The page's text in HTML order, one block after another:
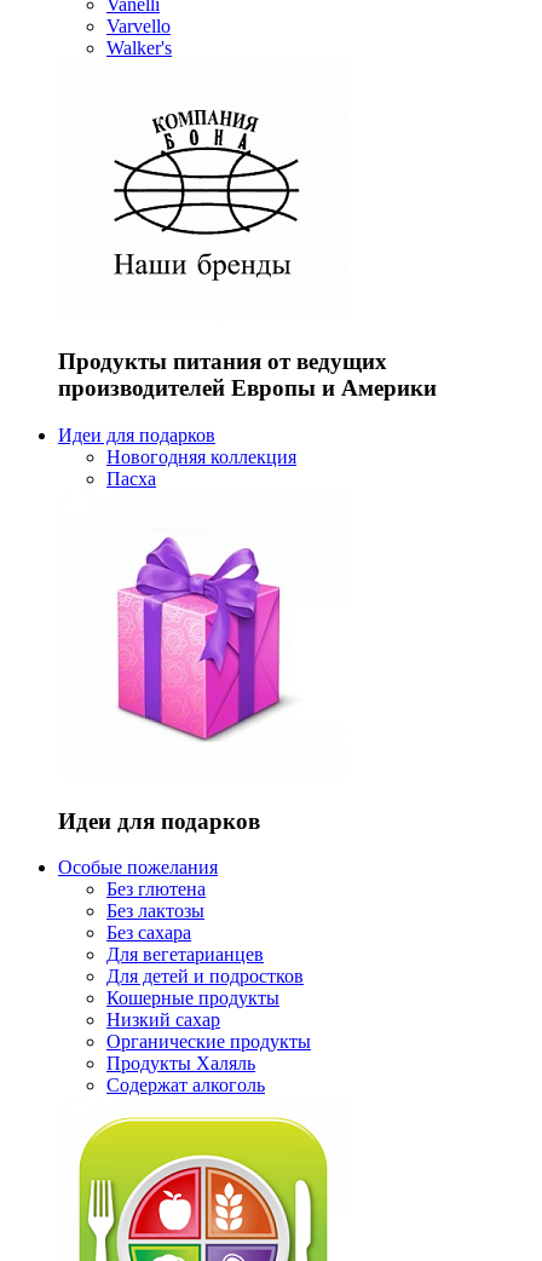
Vanelli
Varvello
Walker's
Продукты питания от ведущих
производителей Европы и Америки
Идеи для подарков
Новогодняя коллекция
Пасха
Идеи для подарков
Особые пожелания
Без глютена
Без лактозы
Без сахара
Для вегетарианцев
Для детей и подростков
Кошерные продукты
Низкий сахар
Органические продукты
Продукты Халяль
Содержат алкоголь